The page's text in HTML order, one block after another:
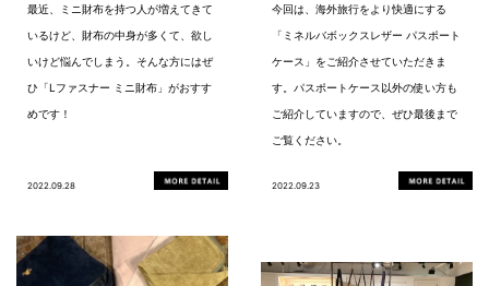
最近、ミニ財布を持つ人が増えてきて
いるけど、財布の中身が多くて、欲し
いけど悩んでしまう。そんな方にはぜ
ひ「Lファスナー ミニ財布」がおすす
めです！
2022.09.28
今回は、海外旅行をより快適にする
「ミネルバボックスレザー パスポート
ケース」をご紹介させていただきま
す。パスポートケース以外の使い方も
ご紹介していますので、ぜひ最後まで
ご覧ください。
2022.09.23